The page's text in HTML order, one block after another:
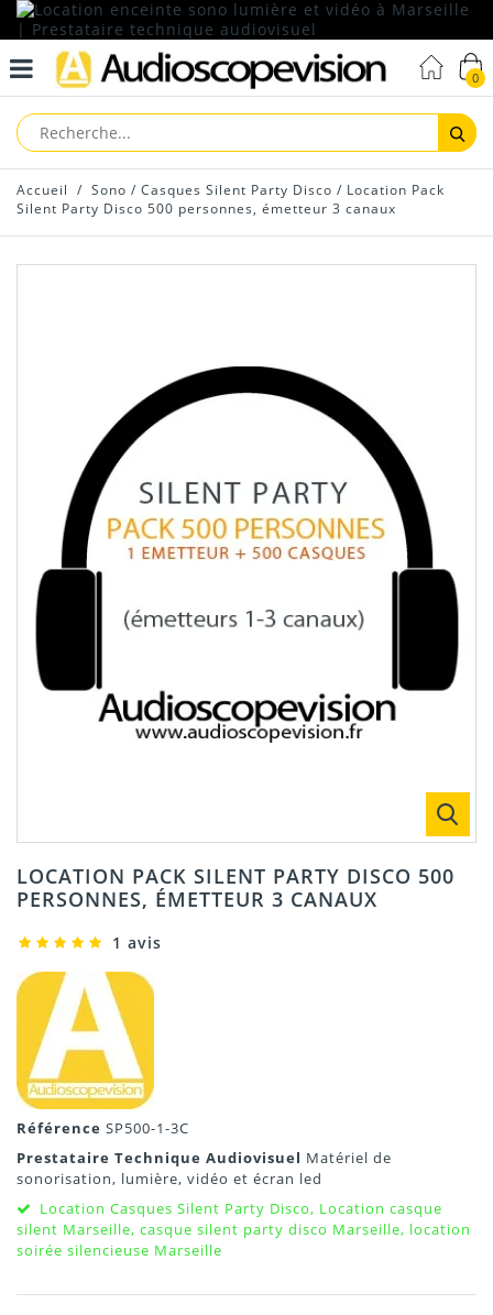
0
Accueil / Sono / Casques Silent Party Disco / Location Pack
Silent Party Disco 500 personnes, émetteur 3 canaux
LOCATION PACK SILENT PARTY DISCO 500
PERSONNES, ÉMETTEUR 3 CANAUX
1 avis
Référence SP500-1-3C
Prestataire Technique Audiovisuel Matériel de
sonorisation, lumière, vidéo et écran led
Location Casques Silent Party Disco, Location casque
silent Marseille, casque silent party disco Marseille, location
soirée silencieuse Marseille